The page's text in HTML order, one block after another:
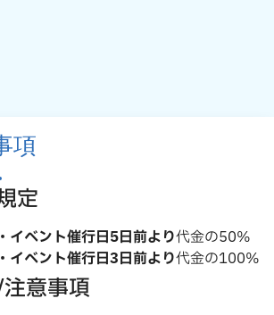
項
定
イベント催行日5日前より代金の50%
イベント催行日3日前より代金の100%
意事項